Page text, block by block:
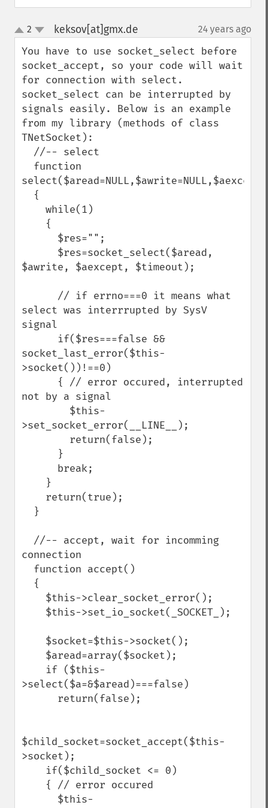
up
down
2 keksov[at]gmx.de 24 years ago
You have to use socket_select before
socket_accept, so your code will wait
for connection with select.
socket_select can be interrupted by
signals easily. Below is an example
from my library (methods of class
TNetSocket):
$awrite, $aexcept, $timeout);
select was interrrupted by SysV
signal
socket_last_error($this-
>socket())!==0)
not by a signal
>set_socket_error(__LINE__);
connection
>select($a=&$aread)===false)
$child_socket=socket_accept($this-
>socket);